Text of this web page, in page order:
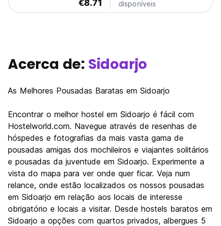
€8.71
disponíveis
Acerca de: Sidoarjo
As Melhores Pousadas Baratas em Sidoarjo
Encontrar o melhor hostel em Sidoarjo é fácil com
Hostelworld.com. Navegue através de resenhas de
hóspedes e fotografias da mais vasta gama de
pousadas amigas dos mochileiros e viajantes solitários
e pousadas da juventude em Sidoarjo. Experimente a
vista do mapa para ver onde quer ficar. Veja num
relance, onde estão localizados os nossos pousadas
em Sidoarjo em relação aos locais de interesse
obrigatório e locais a visitar. Desde hostels baratos em
Sidoarjo a opções com quartos privados, albergues 5